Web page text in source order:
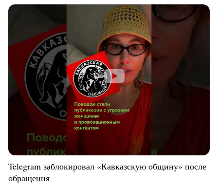
Telegram заблокировал «Кавказскую общину» после
обращения